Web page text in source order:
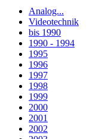
Analog...
Videotechnik
bis 1990
1990 - 1994
1995
1996
1997
1998
1999
2000
2001
2002